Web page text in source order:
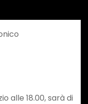
alle 18.00, sarà di